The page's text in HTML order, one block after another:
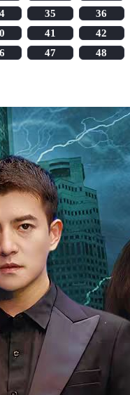
35
36
41
42
47 48